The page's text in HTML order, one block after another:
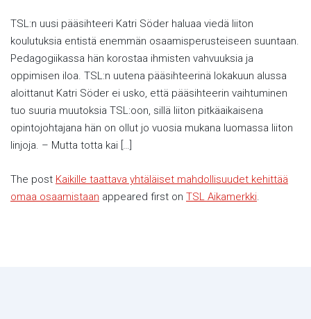
TSL:n uusi pääsihteeri Katri Söder haluaa viedä liiton
koulutuksia entistä enemmän osaamisperusteiseen suuntaan.
Pedagogiikassa hän korostaa ihmisten vahvuuksia ja
oppimisen iloa. TSL:n uutena pääsihteerinä lokakuun alussa
aloittanut Katri Söder ei usko, että pääsihteerin vaihtuminen
tuo suuria muutoksia TSL:oon, sillä liiton pitkäaikaisena
opintojohtajana hän on ollut jo vuosia mukana luomassa liiton
linjoja. – Mutta totta kai […]
The post Kaikille taattava yhtäläiset mahdollisuudet kehittää
omaa osaamistaan appeared first on TSL Aikamerkki.